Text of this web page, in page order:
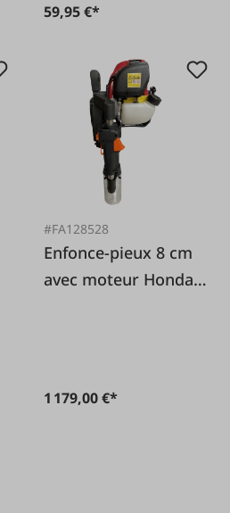
59,95 €*
#FA128528
Enfonce-pieux 8 cm
avec moteur Honda 4
1 179,00 €*